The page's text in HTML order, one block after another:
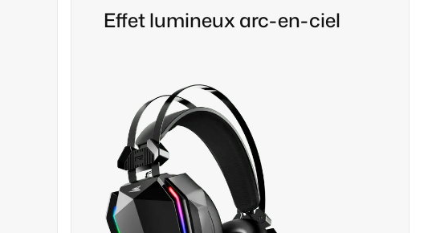
Effet lumineux arc-en-ciel